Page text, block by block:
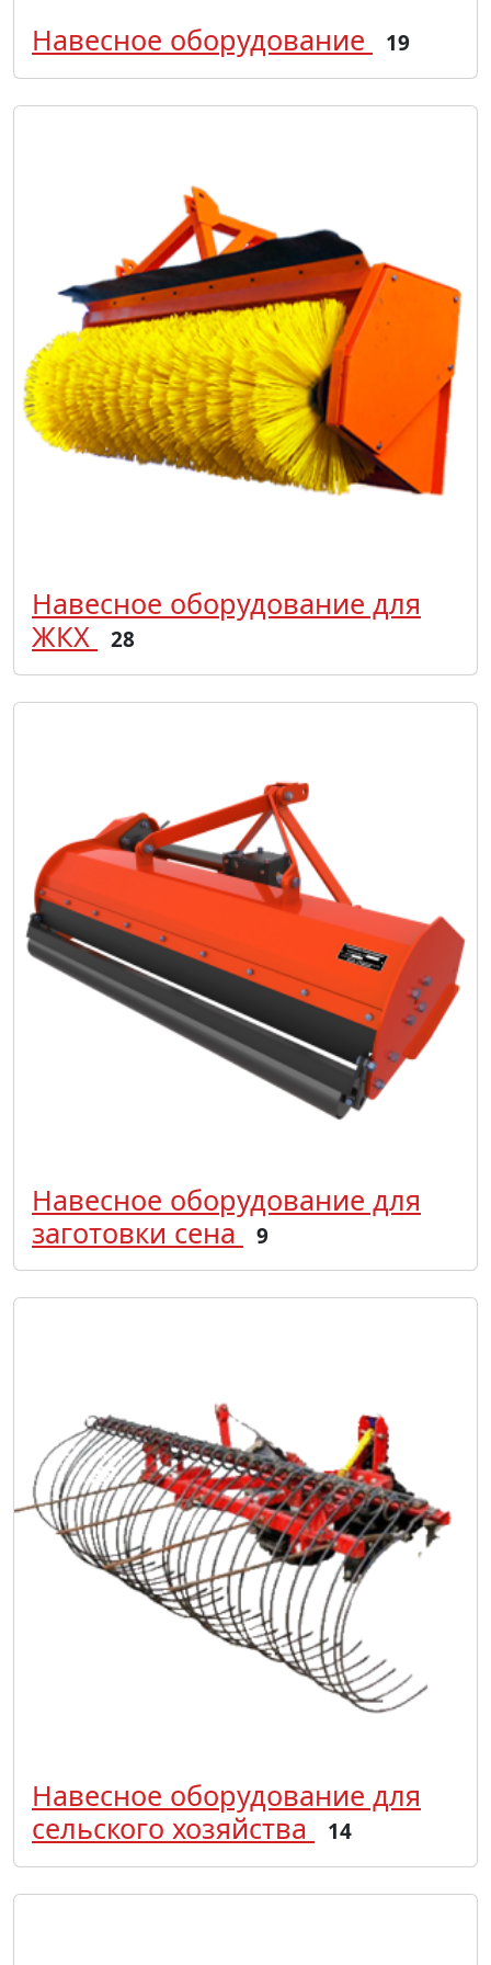
Навесное оборудование 19
Навесное оборудование для
ЖКХ
28
Навесное оборудование для
заготовки сена
9
Навесное оборудование для
сельского хозяйства
14